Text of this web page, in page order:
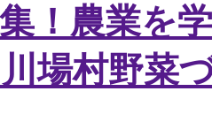
！農業を
場村野菜